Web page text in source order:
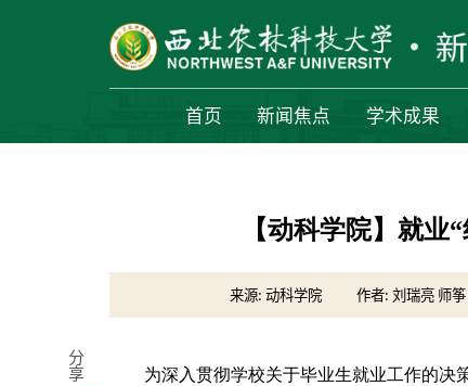
首页 新闻焦点 学术成果
【动科学院】就业
来源: 动科学院 作者: 刘瑞亮 师
为深入贯彻学校关于毕业生就业工作的决
分
享